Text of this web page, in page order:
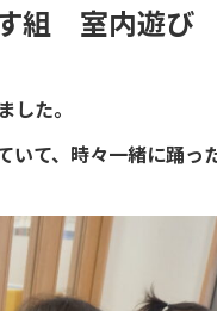
組 室内遊び
た。
て、時々一緒に踊っ